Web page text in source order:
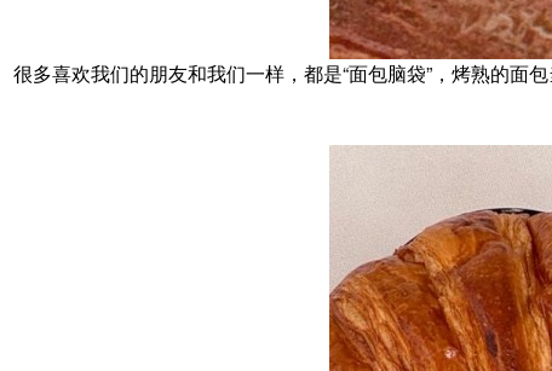
很多喜欢我们的朋友和我们一样，都是“面包脑袋”，烤熟的